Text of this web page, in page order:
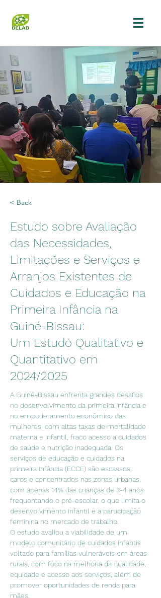
< Back
Estudo sobre Avaliação
das Necessidades,
Limitações e Serviços e
Arranjos Existentes de
Cuidados e Educação na
Primeira Infância na
Guiné-Bissau:
Um Estudo Qualitativo e
Quantitativo em
2024/2025
A Guiné-Bissau enfrenta grandes desafios
no desenvolvimento da primeira infância e
no empoderamento econômico das
mulheres, com altas taxas de mortalidade
materna e infantil, fraco acesso a cuidados
de saúde e nutrição inadequada. Os
serviços de educação e cuidados na
primeira infância (ECCE) são escassos,
caros e concentrados nas zonas urbanas,
com apenas 14% das crianças de 3-4 anos
frequentando o pré-escolar, o que limita o
desenvolvimento infantil e a participação
feminina no mercado de trabalho.
O estudo avaliou a viabilidade de um
modelo comunitário de cuidados infantis
voltado para famílias vulneráveis em áreas
rurais, com foco na melhoria da qualidade,
equidade e acesso aos serviços, além de
promover oportunidades de renda para
mães.